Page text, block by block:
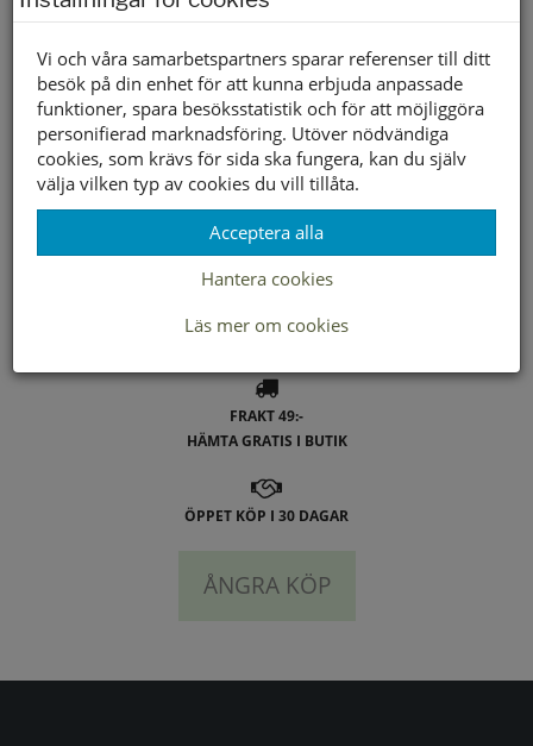
Välj storlek först
Lagerstatus per butik
Butik
37 38 39
Borlänge
FRAKT 49:-
HÄMTA GRATIS I BUTIK
ÖPPET KÖP I 30 DAGAR
ÅNGRA KÖP
Vi och våra samarbetspartners sparar referenser till ditt
besök på din enhet för att kunna erbjuda anpassade
funktioner, spara besöksstatistik och för att möjliggöra
personifierad marknadsföring. Utöver nödvändiga
cookies, som krävs för sida ska fungera, kan du själv
välja vilken typ av cookies du vill tillåta.
Acceptera alla
Hantera cookies
Läs mer om cookies